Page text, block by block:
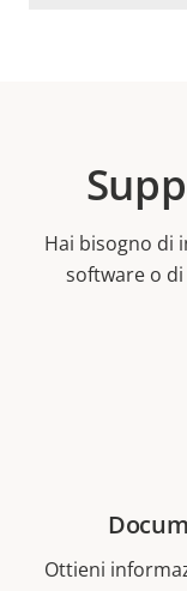
Hai bisogno di
software o
Ottieni